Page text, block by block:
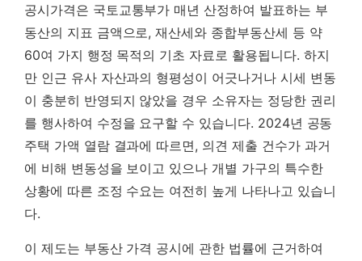
공시가격은 국토교통부가 매년 산정하여 발표하는 부
동산의 지표 금액으로, 재산세와 종합부동산세 등 약
60여 가지 행정 목적의 기초 자료로 활용됩니다. 하지
만 인근 유사 자산과의 형평성이 어긋나거나 시세 변동
이 충분히 반영되지 않았을 경우 소유자는 정당한 권리
를 행사하여 수정을 요구할 수 있습니다. 2024년 공동
주택 가액 열람 결과에 따르면, 의견 제출 건수가 과거
에 비해 변동성을 보이고 있으나 개별 가구의 특수한
상황에 따른 조정 수요는 여전히 높게 나타나고 있습니
다.
이 제도는 부동산 가격 공시에 관한 법률에 근거하여